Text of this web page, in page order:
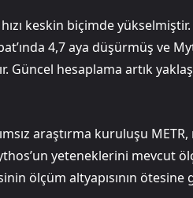
keskin biçimde
4,7 aya düşürmüş ve
Güncel hesaplama artık
araştırma kuruluşu METR,
yeteneklerini mevcut
ölçüm altyapısının ötesine